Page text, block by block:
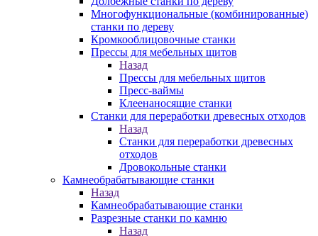
Многофункциональные (комбинированные)
станки по дереву
Кромкооблицовочные станки
Прессы для мебельных щитов
Назад
Прессы для мебельных щитов
Пресс-ваймы
Клеенаносящие станки
Станки для переработки древесных отходов
Назад
Станки для переработки древесных
отходов
Дровокольные станки
Камнеобрабатывающие станки
Назад
Камнеобрабатывающие станки
Разрезные станки по камню
Назад